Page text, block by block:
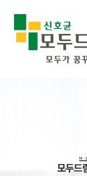
모두드